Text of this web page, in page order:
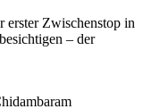
erster Zwischenstop in
– der